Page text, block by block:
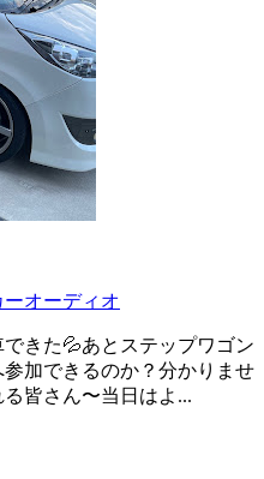
ーオーディオ
きた💦あとステップワゴン
加できるのか？分かりませ
皆さん〜当日はよ...